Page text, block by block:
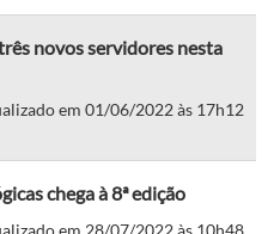
novos servidores nesta
em 01/06/2022 às 17h12
chega à 8ª edição
em 28/07/2022 às 10h48